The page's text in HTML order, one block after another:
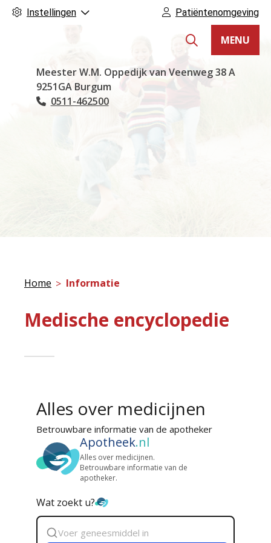
Instellingen Patiëntenomgeving
Hoofdmenu
MENU
Meester W.M. Oppedijk van Veenweg38 A
9251GA Burgum
Tel:
0511-462500
Home Informatie
Medische encyclopedie
Alles over medicijnen
Betrouwbare informatie van de apotheker
Apotheek.nl
Alles over medicijnen.
Betrouwbare informatie van de
apotheker.
Wat zoekt u?
Zoek
geneesmiddel